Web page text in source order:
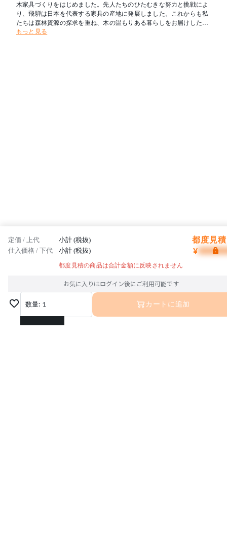
木家具づくりをはじめました。先人たちのひたむきな努力と挑戦によ
り、飛騨は日本を代表する家具の産地に発展しました。これからも私
たちは森林資源の探求を重ね、木の温もりある暮らしをお届けしたい
と考えます。新たな創造を可能とし、その魅力を求めて人々が集う場
もっと見る
定価 / 上代 小計 (税抜) 都度見
仕入価格 / 下代 小計 (税抜) ¥
都度見積の商品は合計金額に反映されません
お気に入りはログイン後にご利用可能です
数量: 1
1
カートに追加